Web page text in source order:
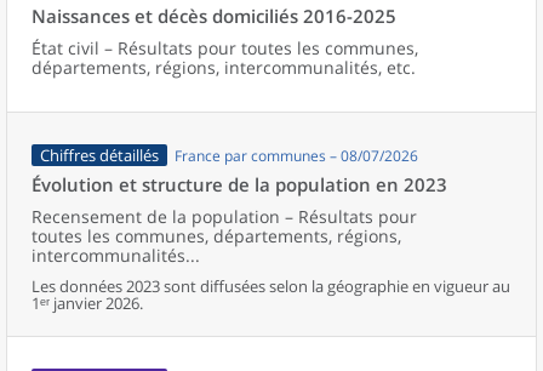
Naissances et décès domiciliés 2016-2025
État civil – Résultats pour toutes les communes,
départements, régions, intercommunalités, etc.
Chiffres détaillés France par communes – 08/07/2026
Évolution et structure de la population en 2023
Recensement de la population – Résultats pour
toutes les communes, départements, régions,
intercommunalités...
Les données 2023 sont diffusées selon la géographie en vigueur au
1ᵉʳ janvier 2026.